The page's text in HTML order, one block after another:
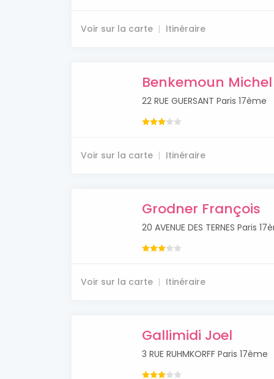
Voir sur la carte Itinéraire
Benkemoun Michel
22 RUE GUERSANT Paris 17ème
Voir sur la carte Itinéraire
Grodner François
20 AVENUE DES TERNES Paris
Voir sur la carte Itinéraire
Gallimidi Joel
3 RUE RUHMKORFF Paris 17ème